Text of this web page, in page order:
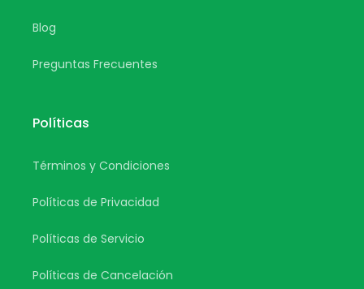
Blog
Preguntas Frecuentes
Políticas
Términos y Condiciones
Políticas de Privacidad
Políticas de Servicio
Políticas de Cancelación